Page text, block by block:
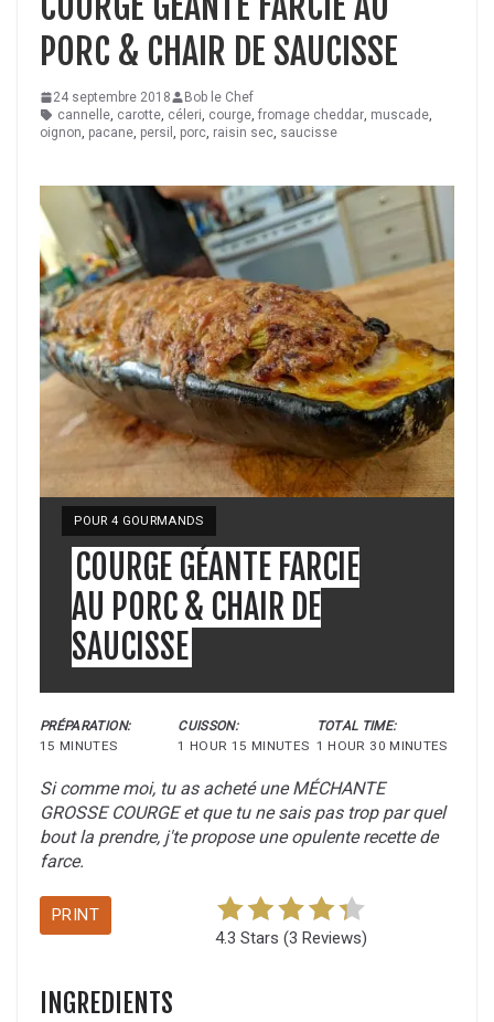
PORC & CHAIR DE SAUCISSE
24 septembre 2018
Bob le Chef
cannelle, carotte, céleri, courge, fromage cheddar, muscade,
oignon, pacane, persil , porc, raisin sec, saucisse
POUR 4 GOURMANDS
COURGE GÉANTE FARCIE
AU PORC & CHAIR DE
SAUCISSE
PRÉPARATION:
15 MINUTES
CUISSON:
1 HOUR 15 MINUTES
TOTAL TIME:
1 HOUR 30 MINUTES
Si comme moi, tu as acheté une MÉCHANTE
GROSSE COURGE et que tu ne sais pas trop par quel
bout la prendre, j'te propose une opulente recette de
farce.
PRINT
4.3 Stars (3 Reviews)
INGREDIENTS